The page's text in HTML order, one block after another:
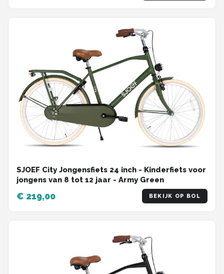
SJOEF City Jongensfiets 24 inch - Kinderfiets voor
jongens van 8 tot 12 jaar - Army Green
€ 219,00 BEKIJK OP BOL